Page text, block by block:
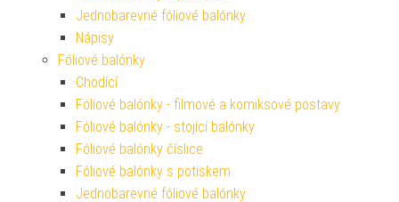
Jednobarevné fóliové balónky
Nápisy
Fóliové balónky
Chodící
Fóliové balónky - filmové a komiksové postavy
Fóliové balónky - stojící balónky
Fóliové balónky číslice
Fóliové balónky s potiskem
Jednobarevné fóliové balónky